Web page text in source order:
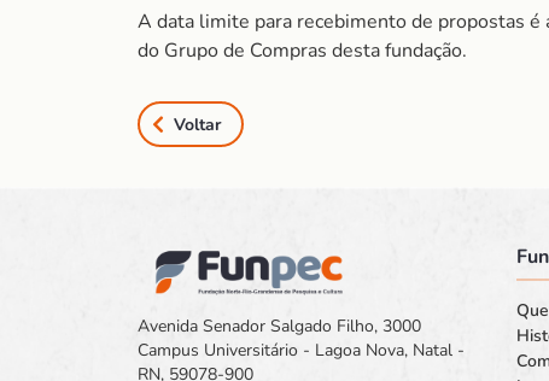
A data limite para recebimento de propostas
do Grupo de Compras desta fundação.
Voltar
Avenida Senador Salgado Filho, 3000
Campus Universitário - Lagoa Nova, Natal -
RN, 59078-900